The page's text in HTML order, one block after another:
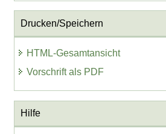
Drucken/Speichern
HTML-Gesamtansicht
Vorschrift als PDF
Hilfe